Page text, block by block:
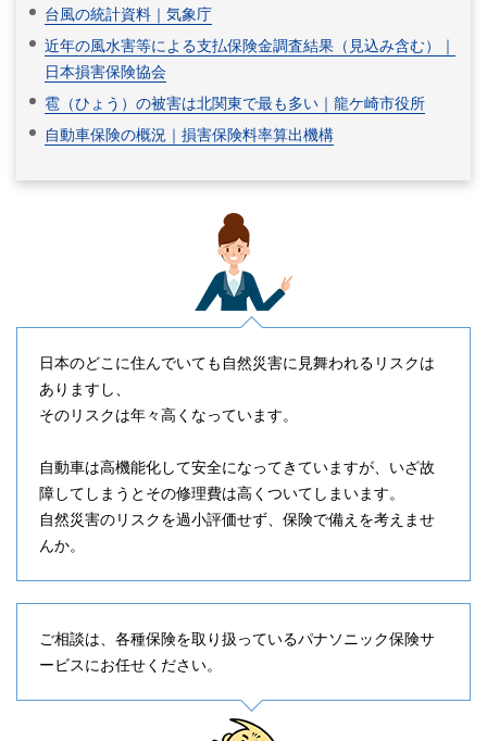
台風の統計資料｜気象庁
近年の風水害等による支払保険金調査結果（見込み含む）｜
日本損害保険協会
雹（ひょう）の被害は北関東で最も多い｜龍ケ崎市役所
自動車保険の概況｜損害保険料率算出機構
日本のどこに住んでいても自然災害に見舞われるリスクは
ありますし、
そのリスクは年々高くなっています。
自動車は高機能化して安全になってきていますが、いざ故
障してしまうとその修理費は高くついてしまいます。
自然災害のリスクを過小評価せず、保険で備えを考えませ
んか。
ご相談は、各種保険を取り扱っているパナソニック保険サ
ービスにお任せください。